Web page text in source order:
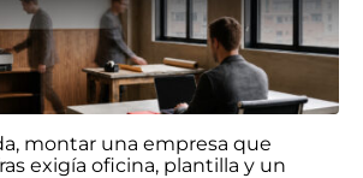
montar una empresa que
exigía oficina, plantilla y un